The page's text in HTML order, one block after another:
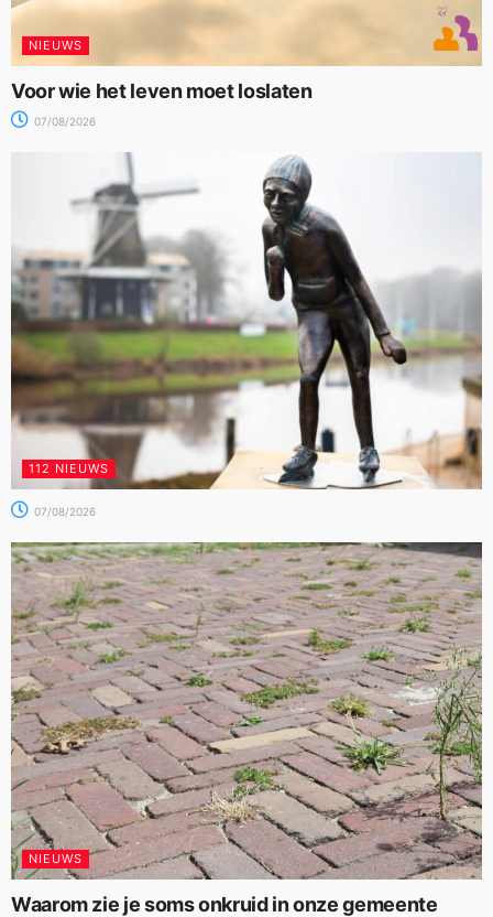
NIEUWS
Voor wie het leven moet loslaten
07/08/2026
112 NIEUWS
07/08/2026
NIEUWS
Waarom zie je soms onkruid in onze gemeente